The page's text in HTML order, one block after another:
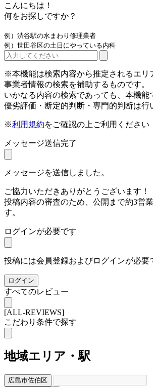
こんにちは！
何をお探しですか？
例）渋谷駅の水まわり修理業者
例）世田谷区の土日にやっている内科
※本機能は検索内容から推定されるエリ
事業者情報の検索を補助するものです。
いかなる内容の検索であっても、本機能
優劣評価・断定的判断・専門的判断は行
※利用規約をご確認の上ご利用ください
メッセージ送信完了
メッセージを送信しました。
ご協力いただきありがとうございます！
投稿内容の審査のため、公開まで約3営
す。
ログインが必要です
投稿には会員登録およびログインが必要
ログイン
すべてのレビュー
[ALL-REVIEWS]
こだわり条件で探す
地域エリア・駅
広島市佐伯区